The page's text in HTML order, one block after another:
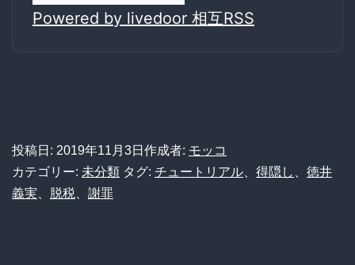
Powered by livedoor 相互RSS
投稿日: 2019年11月3日 作成者: モッコ
カテゴリー: 未分類 タグ: チュートリアル 得隠し
徳井
義実
脱税 謝罪